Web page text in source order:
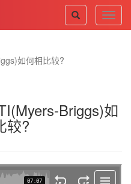
如何相比较?
Briggs)如
较?